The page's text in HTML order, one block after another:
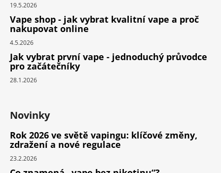
19.5.2026
Vape shop - jak vybrat kvalitní vape a proč
nakupovat online
4.5.2026
Jak vybrat první vape - jednoduchý průvodce
pro začátečníky
28.1.2026
Novinky
Rok 2026 ve světě vapingu: klíčové změny,
zdražení a nové regulace
23.2.2026